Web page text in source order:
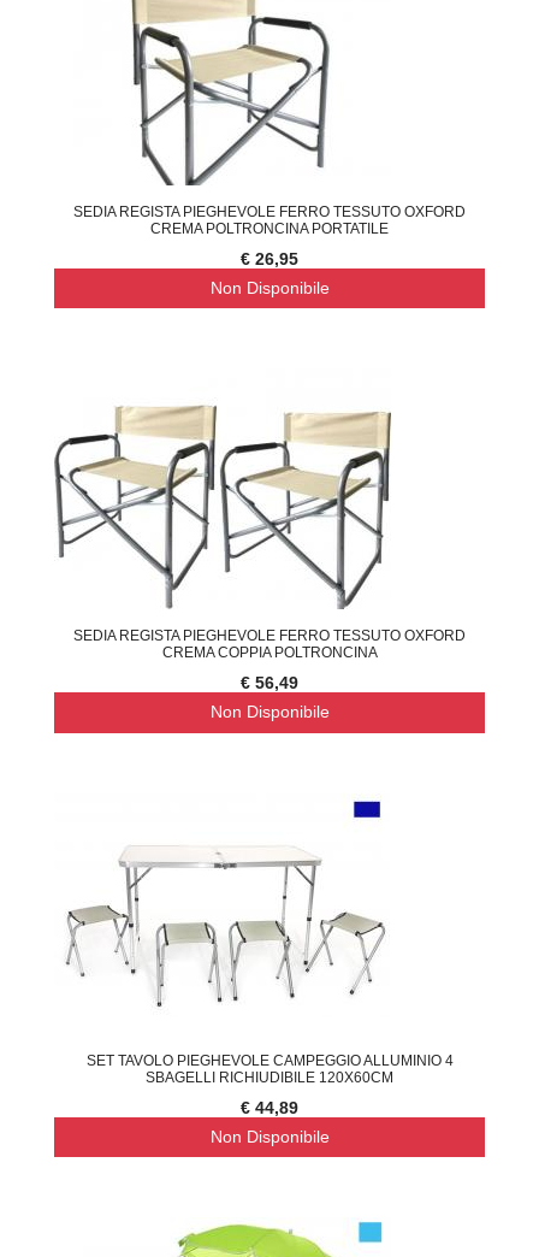
SEDIA REGISTA PIEGHEVOLE FERRO TESSUTO OXFORD
CREMA POLTRONCINA PORTATILE
€ 26,95
Non Disponibile
SEDIA REGISTA PIEGHEVOLE FERRO TESSUTO OXFORD
CREMA COPPIA POLTRONCINA
€ 56,49
Non Disponibile
SET TAVOLO PIEGHEVOLE CAMPEGGIO ALLUMINIO 4
SBAGELLI RICHIUDIBILE 120X60CM
€ 44,89
Non Disponibile